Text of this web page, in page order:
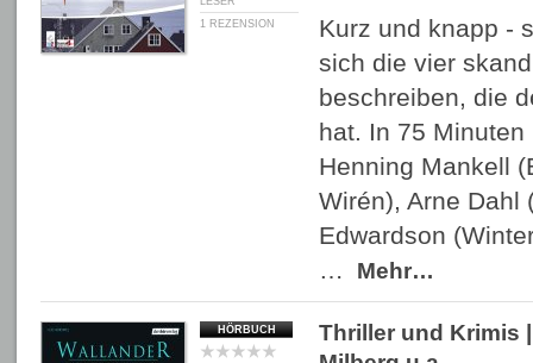
1 REZENSION
Kurz und knapp -
sich die vier
beschreiben, die
hat. In 75
Henning Mankell
Wirén), Arne Dahl
Edwardson
…
Mehr…
HÖRBUCH Thriller und Krimis